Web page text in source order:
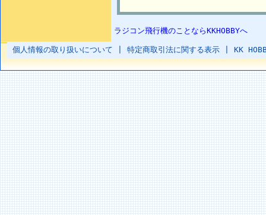
ラジコン飛行機のことならKKHOBBYへ
個人情報の取り扱いについて 特定商取引法に関する表示 KK